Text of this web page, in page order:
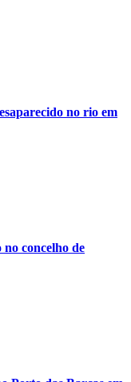
no rio em
concelho de